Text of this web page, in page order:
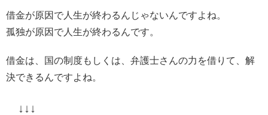
借金が原因で人生が終わるんじゃないんですよね。
孤独が原因で人生が終わるんです。
借金は、国の制度もしくは、弁護士さんの力を借りて、解
決できるんですよね。
↓↓↓